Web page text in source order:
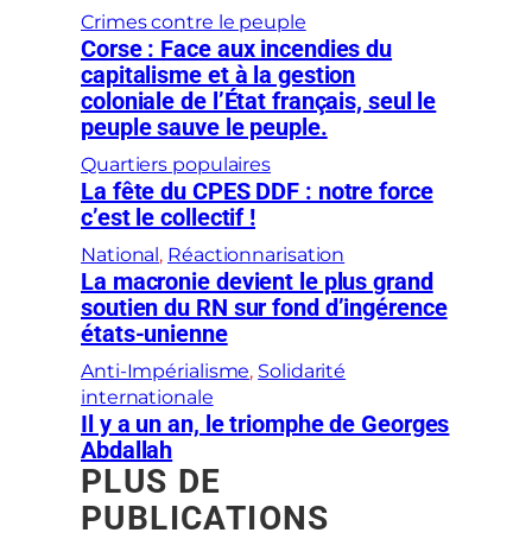
Crimes contre le peuple
Corse : Face aux incendies du
capitalisme et à la gestion
coloniale de l’État français, seul le
peuple sauve le peuple.
Quartiers populaires
La fête du CPES DDF : notre force
c’est le collectif !
National, Réactionnarisation
La macronie devient le plus grand
soutien du RN sur fond d’ingérence
états-unienne
Anti-Impérialisme, Solidarité
internationale
Il y a un an, le triomphe de Georges
Abdallah
PLUS DE
PUBLICATIONS